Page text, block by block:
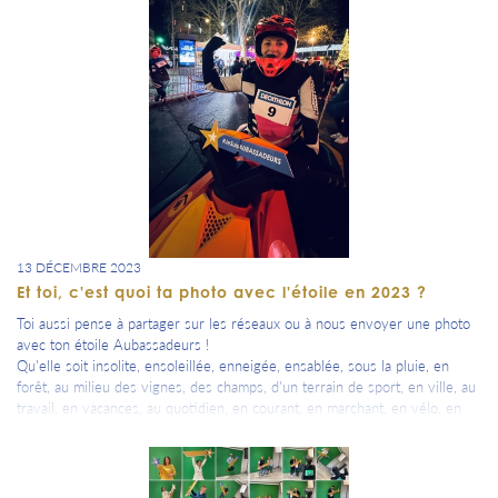
13 DÉCEMBRE 2023
Et toi, c'est quoi ta photo avec l'étoile en 2023 ?
Toi aussi pense à partager sur les réseaux ou à nous envoyer une photo
avec ton étoile Aubassadeurs !
Qu'elle soit insolite, ensoleillée, enneigée, ensablée, sous la pluie, en
forêt, au milieu des vignes, des champs, d'un terrain de sport, en ville, au
travail, en vacances, au quotidien, en courant, en marchant, en vélo, en
de cidre, de bière, de Prunelle de Troyes ou de jus de pomme, en
dégustation de produits du terroir, en fiesta, en découverte, avec ou sans
toi.... bref quand tu veux => fais nous une photo pour rappeler ton